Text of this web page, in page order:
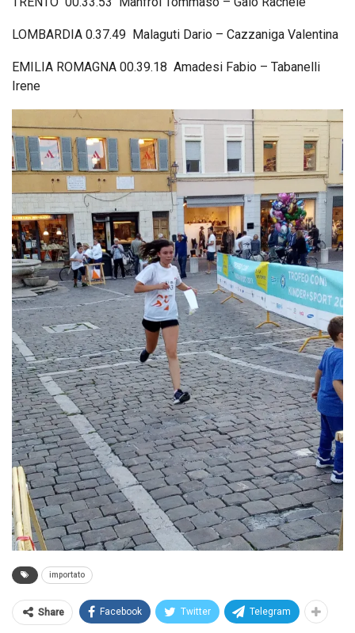
LOMBARDIA 0.37.49 Malaguti Dario – Cazzaniga Valentina
EMILIA ROMAGNA 00.39.18 Amadesi Fabio – Tabanelli
Irene
importato
Share Facebook Twitter Telegram